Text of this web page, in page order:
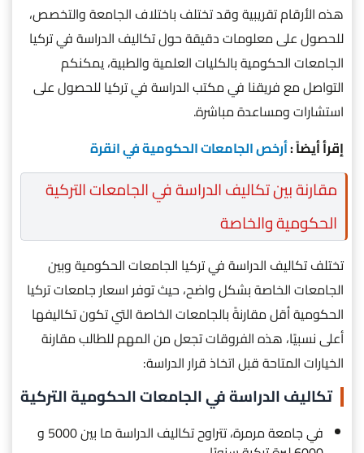
هذه الأرقام تقريبية وقد تختلف باختلاف الجامعة والتخصص،
للحصول على معلومات دقيقة حول تكاليف الدراسة في تركيا
الجامعات الحكومية بالكليات العلمية والطبية، يمكنكم
التواصل مع فريقنا في مكتب الدراسة في تركيا للحصول على
استشارات ومساعدة مباشرة.
إقرأ أيضاً :أرخص الجامعات الحكومية في انقرة
مقارنة بين تكاليف الدراسة في الجامعات التركية
الحكومية والخاصة
تختلف تكاليف الدراسة في تركيا الجامعات الحكومية وبين
الجامعات الخاصة بشكل واضح، حيث توفر اسعار جامعات تركيا
الحكومية أقل مقارنةً بالجامعات الخاصة التي تكون تكاليفها
أعلى نسبيًا، هذه الفروقات تجعل من المهم للطالب مقارنة
الخيارات المتاحة قبل اتخاذ قرار الدراسة:
تكاليف الدراسة في الجامعات الحكومية التركية
في جامعة مرمرة، تتراوح تكاليف الدراسة ما بين 5000 و